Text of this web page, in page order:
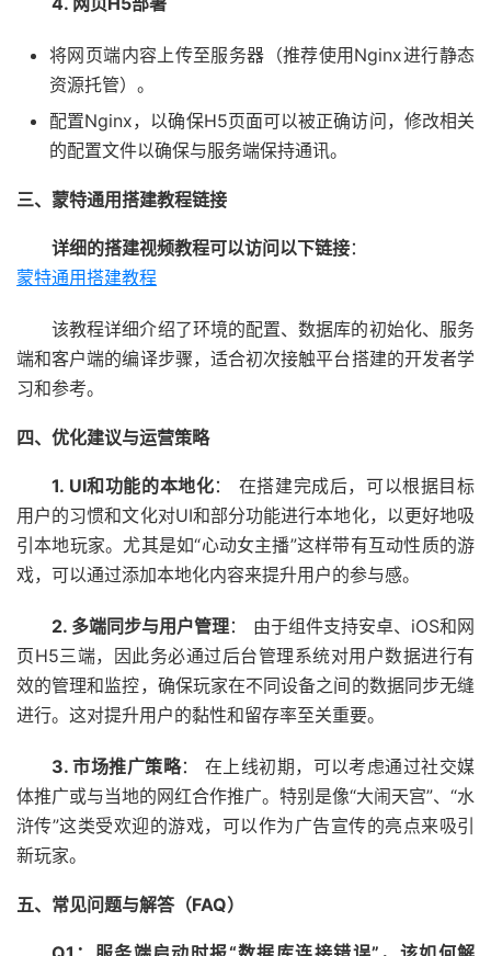
将网页端内容上传至服务器（推荐使用Nginx进行静态
资源托管）。
配置Nginx，以确保H5页面可以被正确访问，修改相关
的配置文件以确保与服务端保持通讯。
三、蒙特通用搭建教程链接
详细的搭建视频教程可以访问以下链接：
蒙特通用搭建教程
该教程详细介绍了环境的配置、数据库的初始化、服务
端和客户端的编译步骤，适合初次接触平台搭建的开发者学
习和参考。
四、优化建议与运营策略
1. UI和功能的本地化： 在搭建完成后，可以根据目标
用户的习惯和文化对UI和部分功能进行本地化，以更好地吸
引本地玩家。尤其是如“心动女主播”这样带有互动性质的游
戏，可以通过添加本地化内容来提升用户的参与感。
2. 多端同步与用户管理： 由于组件支持安卓、iOS和网
页H5三端，因此务必通过后台管理系统对用户数据进行有
效的管理和监控，确保玩家在不同设备之间的数据同步无缝
进行。这对提升用户的黏性和留存率至关重要。
3. 市场推广策略： 在上线初期，可以考虑通过社交媒
体推广或与当地的网红合作推广。特别是像“大闹天宫”、“水
浒传”这类受欢迎的游戏，可以作为广告宣传的亮点来吸引
新玩家。
五、常见问题与解答（FAQ）